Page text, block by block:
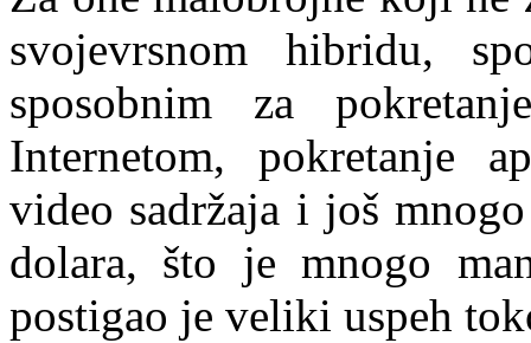
svojevrsnom hibridu,
sposobnim za
Internetom, pokretanje
video sadržaja i još
dolara, što je mnogo
postigao je veliki uspeh